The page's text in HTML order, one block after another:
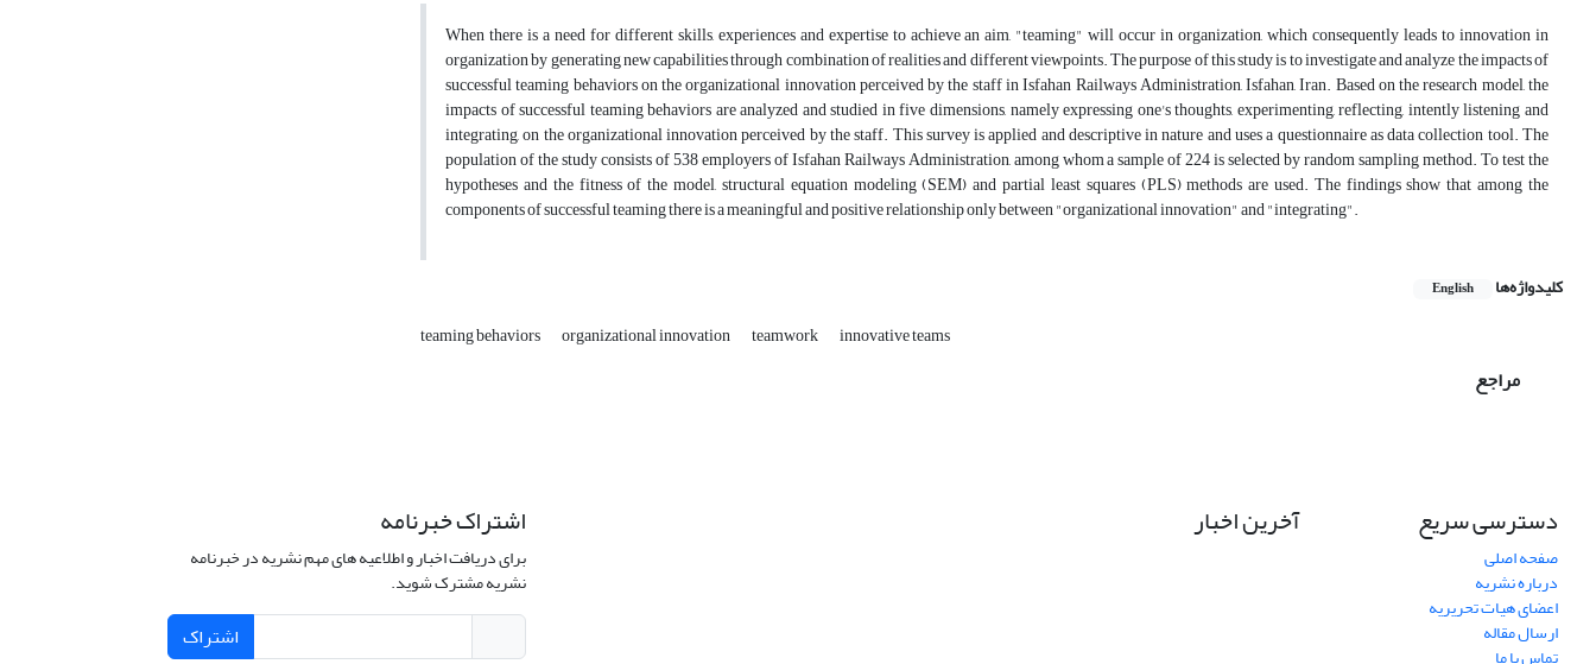
When there is a need for different skills, experiences and expertise to achieve an aim, "teaming" will occur in organization, which consequently leads to innovation in
organization by generating new capabilities through combination of realities and different viewpoints. The purpose of this study is to investigate and analyze the impacts of
successful teaming behaviors on the organizational innovation perceived by the staff in Isfahan Railways Administration, Isfahan, Iran. Based on the research model, the
impacts of successful teaming behaviors are analyzed and studied in five dimensions, namely expressing one's thoughts, experimenting, reflecting, intently listening and
integrating, on the organizational innovation perceived by the staff. This survey is applied and descriptive in nature and uses a questionnaire as data collection tool. The
population of the study consists of 538 employers of Isfahan Railways Administration, among whom a sample of 224 is selected by random sampling method. To test the
hypotheses and the fitness of the model, structural equation modeling (SEM) and partial least squares (PLS) methods are used. The findings show that among the
components of successful teaming there is a meaningful and positive relationship only between "organizational innovation" and "integrating".
کلیدواژه‌ها English
teaming behaviors organizational innovation teamwork innovative teams
مراجع
دسترسی سریع
صفحه اصلی
درباره نشریه
اعضای هیات تحریریه
ارسال مقاله
آخرین اخبار اشتراک خبرنامه
برای دریافت اخبار و اطلاعیه های مهم نشریه در خبرنامه
نشریه مشترک شوید.
اشتراک